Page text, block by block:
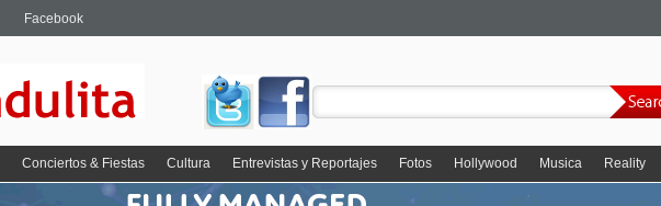
Facebook
Conciertos & Fiestas Cultura Entrevistas y Reportajes Fotos Hollywood Musica Reality